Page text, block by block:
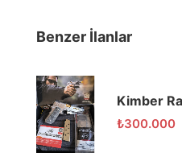
Benzer İlanlar
₺300.000